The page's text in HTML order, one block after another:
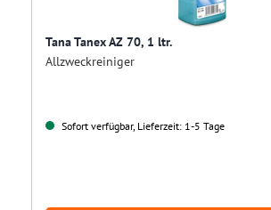
Tana Tanex AZ 70, 1 ltr.
Allzweckreiniger
Sofort verfügbar, Lieferzeit: 1-5 Tage